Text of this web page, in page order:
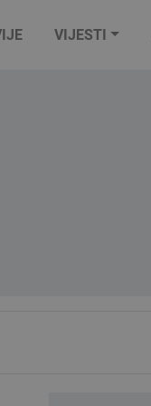
VIJESTI